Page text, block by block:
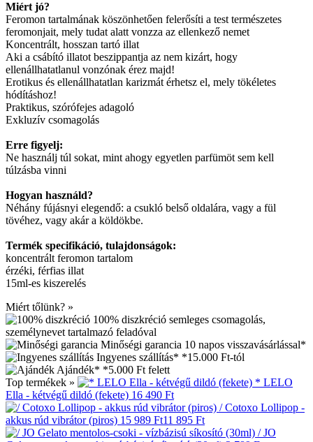
Miért jó?
Feromon tartalmának köszönhetően felerősíti a test természetes
feromonjait, mely tudat alatt vonzza az ellenkező nemet
Koncentrált, hosszan tartó illat
Aki a csábító illatot beszippantja az nem kizárt, hogy
ellenállhatatlanul vonzónak érez majd!
Erotikus és ellenállhatatlan karizmát érhetsz el, mely tökéletes
hódításhoz!
Praktikus, szórófejes adagoló
Exkluzív csomagolás
Erre figyelj:
Ne használj túl sokat, mint ahogy egyetlen parfümöt sem kell
túlzásba vinni
Hogyan használd?
Néhány fújásnyi elegendő: a csukló belső oldalára, vagy a fül
tövéhez, vagy akár a köldökbe.
Termék specifikáció, tulajdonságok:
koncentrált feromon tartalom
érzéki, férfias illat
15ml-es kiszerelés
Miért tőlünk? »
100% diszkréció semleges csomagolás,
személynevet tartalmazó feladóval
Minőségi garancia 10 napos visszavásárlással*
Ingyenes szállítás* *15.000 Ft-tól
Ajándék* *5.000 Ft felett
Top termékek »
* LELO
Ella - kétvégű dildó (fekete) 16 490 Ft
/ Cotoxo Lollipop -
akkus rúd vibrátor (piros) 15 989 Ft11 895 Ft
/ JO